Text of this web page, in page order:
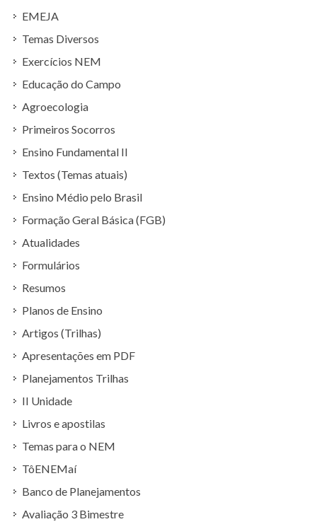
EMEJA
Temas Diversos
Exercícios NEM
Educação do Campo
Agroecologia
Primeiros Socorros
Ensino Fundamental II
Textos (Temas atuais)
Ensino Médio pelo Brasil
Formação Geral Básica (FGB)
Atualidades
Formulários
Resumos
Planos de Ensino
Artigos (Trilhas)
Apresentações em PDF
Planejamentos Trilhas
II Unidade
Livros e apostilas
Temas para o NEM
TôENEMaí
Banco de Planejamentos
Avaliação 3 Bimestre